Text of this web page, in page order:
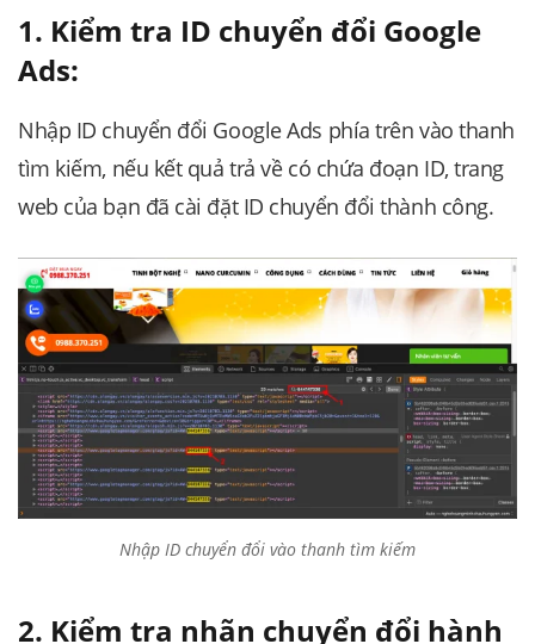
1. Kiểm tra ID chuyển đổi Google
Ads:
Nhập ID chuyển đổi Google Ads phía trên vào thanh
tìm kiếm, nếu kết quả trả về có chứa đoạn ID, trang
web của bạn đã cài đặt ID chuyển đổi thành công.
Nhập ID chuyển đổi vào thanh tìm kiếm
2. Kiểm tra nhãn chuyển đổi hành